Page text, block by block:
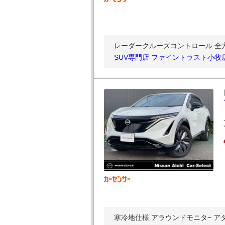
レーダークルーズコントロール
SUV専門店 ファイントラスト小牧
寒冷地仕様 アラウンドモニタ− ア